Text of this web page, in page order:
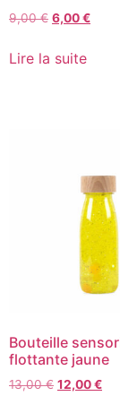
9,00€ 6,00€
Lire la suite
Bouteille
flottante jaune
13,00€ 12,00€